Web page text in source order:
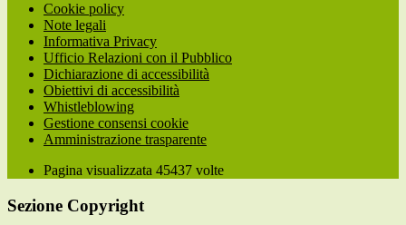
Cookie policy
Note legali
Informativa Privacy
Ufficio Relazioni con il Pubblico
Dichiarazione di accessibilità
Obiettivi di accessibilità
Whistleblowing
Gestione consensi cookie
Amministrazione trasparente
Pagina visualizzata 45437 volte
Sezione Copyright